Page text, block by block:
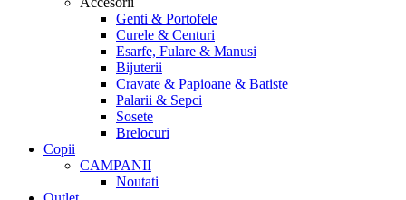
Genti & Portofele
Curele & Centuri
Esarfe, Fulare & Manusi
Bijuterii
Cravate & Papioane & Batiste
Palarii & Sepci
Sosete
Brelocuri
Copii
CAMPANII
Noutati